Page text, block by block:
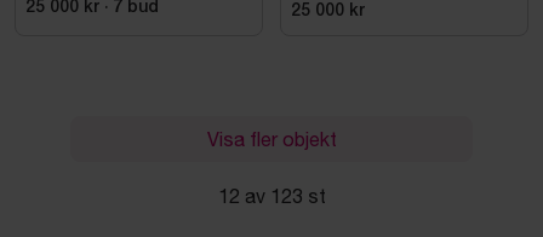
25 000 kr · 7 bud
25 000 kr
Visa fler objekt
12 av 123 st